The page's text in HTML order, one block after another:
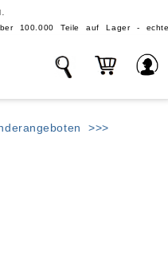
Teile auf Lager - echte, große
>>>